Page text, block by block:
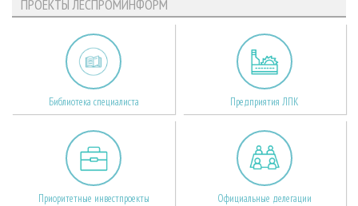
ПРОЕКТЫ ЛЕСПРОМИНФОРМ
Библиотека специалиста Предприятия ЛПК
Приоритетные инвестпроекты Официальные делегации